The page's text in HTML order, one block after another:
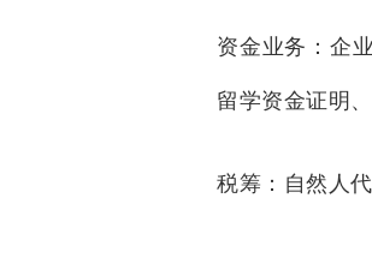
资金业务：企
留学资金证明
税筹：自然人